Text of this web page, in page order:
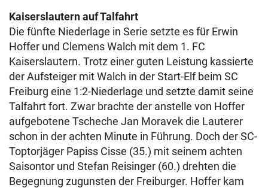
Kaiserslautern auf Talfahrt
Die fünfte Niederlage in Serie setzte es für Erwin
Hoffer und Clemens Walch mit dem 1. FC
Kaiserslautern. Trotz einer guten Leistung kassierte
der Aufsteiger mit Walch in der Start-Elf beim SC
Freiburg eine 1:2-Niederlage und setzte damit seine
Talfahrt fort. Zwar brachte der anstelle von Hoffer
aufgebotene Tscheche Jan Moravek die Lauterer
schon in der achten Minute in Führung. Doch der SC-
Toptorjäger Papiss Cisse (35.) mit seinem achten
Saisontor und Stefan Reisinger (60.) drehten die
Begegnung zugunsten der Freiburger. Hoffer kam